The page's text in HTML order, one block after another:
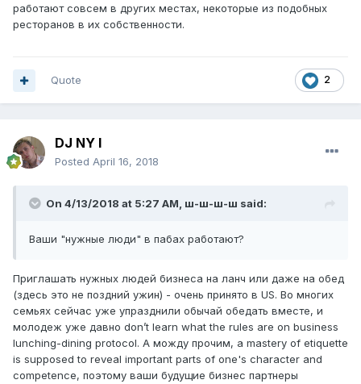
работают совсем в других местах, некоторые из подобных
ресторанов в их собственности.
2
Quote
DJ NY I
Posted April 16, 2018
On 4/13/2018 at 5:27 AM, ш-ш-ш-ш said:
Ваши "нужные люди" в пабах работают?
Приглашать нужных людей бизнеса на ланч или даже на обед
(здесь это не поздний ужин) - очень принято в US. Во многих
семьях сейчас уже упразднили обычай обедать вместе, и
молодеж уже давно don’t learn what the rules are on business
lunching-dining protocol. А можду прочим, a mastery of etiquette
is supposed to reveal important parts of one's character and
competence, поэтому ваши будущие бизнес партнеры